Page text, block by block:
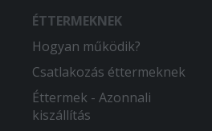
ÉTTERMEKNEK
Hogyan működik?
Csatlakozás éttermeknek
Éttermek - Azonnali
kiszállítás